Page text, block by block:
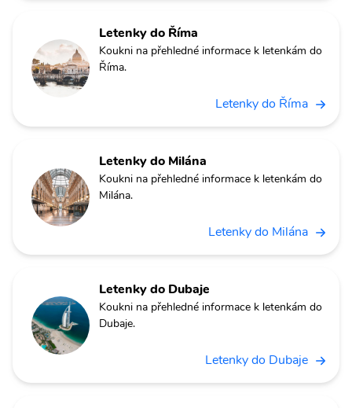
Letenky do Říma
Koukni na přehledné informace k letenkám do
Říma.
Letenky do Říma
Letenky do Milána
Koukni na přehledné informace k letenkám do
Milána.
Letenky do Milána
Letenky do Dubaje
Koukni na přehledné informace k letenkám do
Dubaje.
Letenky do Dubaje